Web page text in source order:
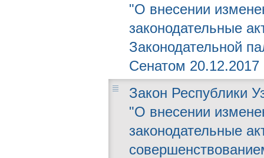
"О внесении
законодательные
Законодательной
Сенатом 20.12.2017
Закон Республики
"О внесении
законодательные